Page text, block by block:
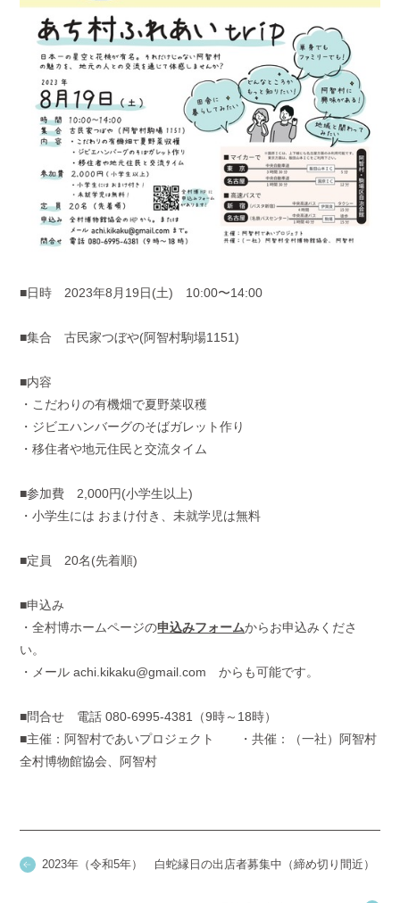
■日時 2023年8月19日(土) 10:00〜14:00
■集合 古民家つぼや(阿智村駒場1151)
■内容
・こだわりの有機畑で夏野菜収穫
・ジビエハンバーグのそばガレット作り
・移住者や地元住民と交流タイム
■参加費 2,000円(小学生以上)
・小学生には おまけ付き、未就学児は無料
■定員 20名(先着順)
■申込み
・全村博ホームページの申込みフォームからお申込みくださ
い。
・メール achi.kikaku@gmail.com からも可能です。
■問合せ 電話 080-6995-4381（9時～18時）
■主催：阿智村であいプロジェクト ・共催：（一社）阿智村
全村博物館協会、阿智村
2023年（令和5年） 白蛇縁日の出店者募集中（締め切り間近）